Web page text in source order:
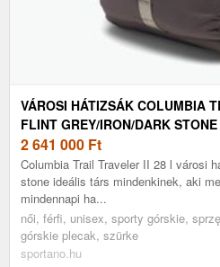
VÁROSI HÁTIZSÁK COLUMBIA
FLINT GREY/IRON/DARK
RUCKSACK 28 2158181027)
2 641 000 Ft
Columbia Trail Traveler II 28 l városi
stone ideális társ mindenkinek, aki
mindennapi ha...
női, férfi, unisex, sporty górskie,
górskie plecak, szürke
sportano.hu